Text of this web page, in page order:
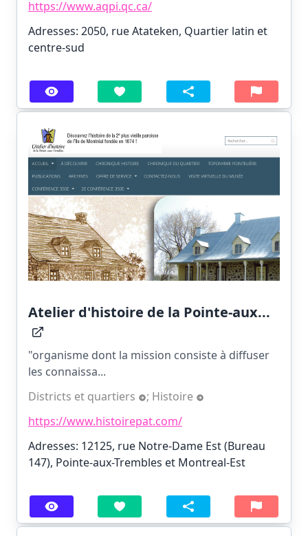
https://www.aqpi.qc.ca/
Adresses: 2050, rue Atateken, Quartier latin et
centre-sud
Atelier d'histoire de la Pointe-aux...
"organisme dont la mission consiste à diffuser
les connaissa...
Districts et quartiers
; Histoire
https://www.histoirepat.com/
Adresses: 12125, rue Notre-Dame Est (Bureau
147), Pointe-aux-Trembles et Montreal-Est